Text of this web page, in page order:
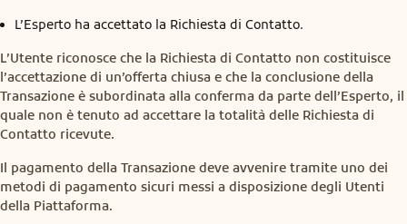
L’Esperto ha accettato la Richiesta di Contatto.
L’Utente riconosce che la Richiesta di Contatto non costituisce
l’accettazione di un’offerta chiusa e che la conclusione della
Transazione è subordinata alla conferma da parte dell’Esperto, il
quale non è tenuto ad accettare la totalità delle Richiesta di
Contatto ricevute.
Il pagamento della Transazione deve avvenire tramite uno dei
metodi di pagamento sicuri messi a disposizione degli Utenti
della Piattaforma.